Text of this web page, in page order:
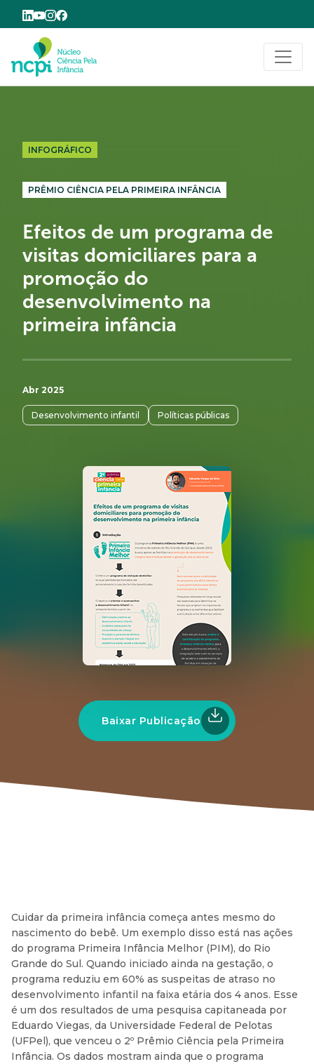
INFOGRÁFICO
PRÊMIO CIÊNCIA PELA PRIMEIRA INFÂNCIA
Efeitos de um programa de
visitas domiciliares para a
promoção do
desenvolvimento na
primeira infância
Abr 2025
Desenvolvimento infantil Políticas públicas
Baixar Publicação
Cuidar da primeira infância começa antes mesmo do
nascimento do bebê. Um exemplo disso está nas ações
do programa Primeira Infância Melhor (PIM), do Rio
Grande do Sul. Quando iniciado ainda na gestação, o
programa reduziu em 60% as suspeitas de atraso no
desenvolvimento infantil na faixa etária dos 4 anos. Esse
é um dos resultados de uma pesquisa capitaneada por
Eduardo Viegas, da Universidade Federal de Pelotas
(UFPel), que venceu o 2º Prêmio Ciência pela Primeira
Infância. Os dados mostram ainda que o programa